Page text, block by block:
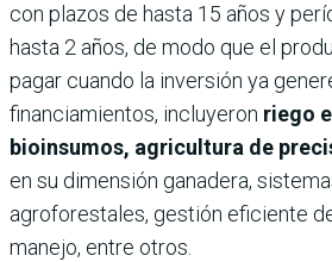
con plazos de hasta 15 años y
hasta 2 años, de modo que el
pagar cuando la inversión ya
financiamientos, incluyeron riego
bioinsumos, agricultura de
en su dimensión ganadera,
agroforestales, gestión eficiente
manejo, entre otros.